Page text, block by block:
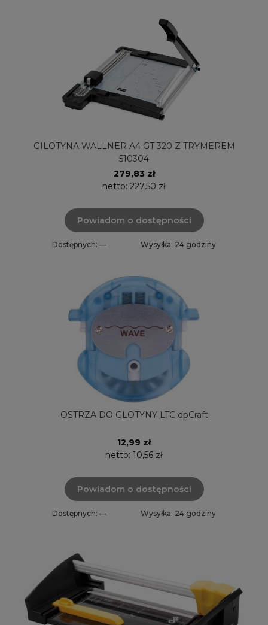
GILOTYNA WALLNER A4 GT 320 Z TRYMEREM
510304
279,83 zł
netto: 227,50 zł
Powiadom o dostępności
Dostępnych: — Wysyłka: 24 godziny
OSTRZA DO GLOTYNY LTC dpCraft
12,99 zł
netto: 10,56 zł
Powiadom o dostępności
Dostępnych: — Wysyłka: 24 godziny